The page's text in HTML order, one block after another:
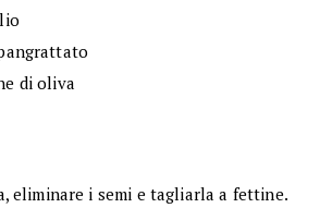
di oliva
eliminare i semi e tagliarla a fettine.